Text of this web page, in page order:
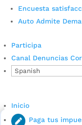
Encuesta
Auto Admite
Participa
Canal Denuncias
Inicio
Paga tus
Cupos
Bucaramanga.